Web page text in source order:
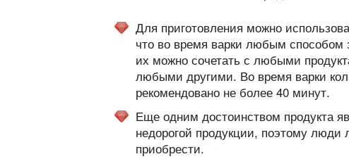
Для приготовления можно
что во время варки любым способом
их можно сочетать с любыми
любыми другими. Во время варки
рекомендовано не более 40 минут.
Еще одним достоинством продукта
недорогой продукции, поэтому люди
приобрести.